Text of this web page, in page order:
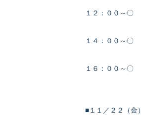
１２：００～〇
１４：００～〇
１６：００～〇
■１１／２２（金）